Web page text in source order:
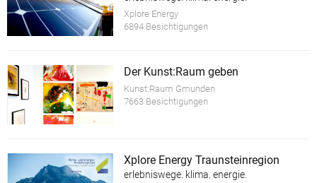
Xplore Energy
6894 Besichtigungen
Der Kunst:Raum geben
Kunst:Raum Gmunden
7663 Besichtigungen
Xplore Energy Traunsteinregion
erlebniswege. klima. energie.